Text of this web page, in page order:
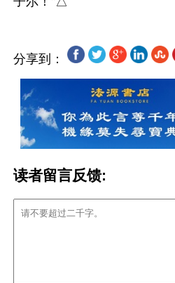
分享到：
读者留言反馈: